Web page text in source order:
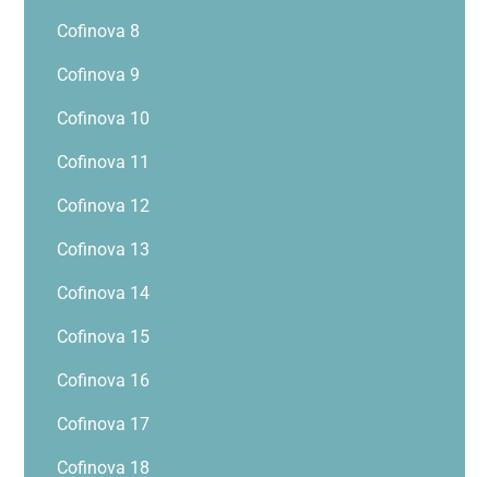
Cofinova 8
Cofinova 9
Cofinova 10
Cofinova 11
Cofinova 12
Cofinova 13
Cofinova 14
Cofinova 15
Cofinova 16
Cofinova 17
Cofinova 18